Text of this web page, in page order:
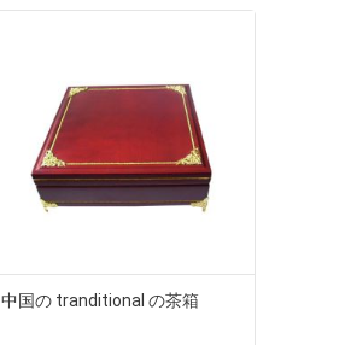
中国の tranditional の茶箱